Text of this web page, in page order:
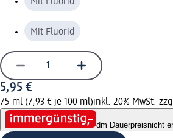
Mit Fluorid
5,95 €
75 ml (7,93 € je 100 ml)inkl. 20% MwSt.
dm Dauerpreisnicht